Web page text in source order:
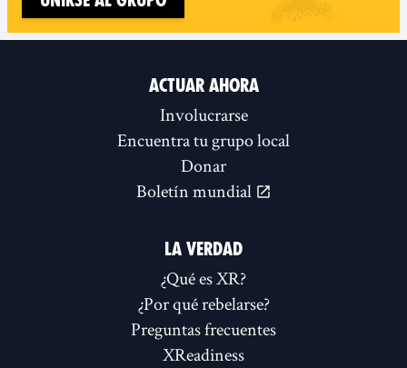
ACTUAR AHORA
Involucrarse
Encuentra tu grupo local
Donar
Boletín mundial
LA VERDAD
¿Qué es XR?
¿Por qué rebelarse?
Preguntas frecuentes
XReadiness